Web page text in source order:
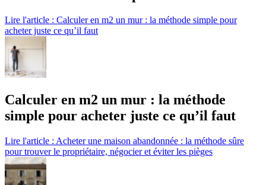
Lire l'article : Calculer en m2 un mur : la méthode simple pour
acheter juste ce qu’il faut
Calculer en m2 un mur : la méthode
simple pour acheter juste ce qu’il faut
Lire l'article : Acheter une maison abandonnée : la méthode sûre
pour trouver le propriétaire, négocier et éviter les pièges